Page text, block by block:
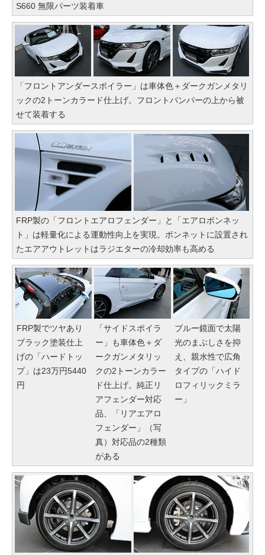
S660 無限パーツ装着車
「フロントアンダースポイラー」は車体色＋ダークガンメタリ
ックの2トーンカラード仕上げ。フロントバンパーの上から被
せて装着する
FRP製の「フロントエアロフェンダー」と「エアロボンネッ
ト」は軽量化による運動性向上を実現。ボンネットに設置され
たエアアウトレットはラジエターの冷却効率も高める
FRP製でツヤあり
ブラック塗装仕上
げの「ハードトッ
プ」は23万円5440
円
「サイドスポイラ
ー」も車体色＋ダ
ークガンメタリッ
クの2トーンカラー
ド仕上げ。純正リ
アフェンダー対応
品、「リアエアロ
フェンダー」（写
真）対応品の2種類
がある
ブルー鏡面で太陽
光のまぶしさを抑
え、親水性で広角
タイプの「ハイド
ロフィリックミラ
ー」